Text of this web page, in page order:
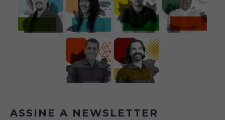
ASSINE A NEWSLETTER